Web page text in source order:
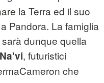
la Terra ed il suo
Pandora. La famiglia
dunque quella
Na'vi, futuristici
che